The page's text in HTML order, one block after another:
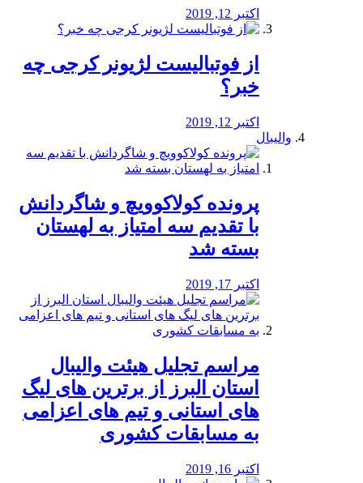
اکتبر 12, 2019
از فوتبالیست لژیونر کرجی چه
خبر؟
اکتبر 12, 2019
والیبال
پرونده کولاکوویچ و شاگردانش
با تقدیم سه امتیاز به لهستان
بسته شد
اکتبر 17, 2019
مراسم تجلیل هیئت والیبال
استان البرز از برترین های لیگ
های استانی و تیم های اعزامی
به مسابقات کشوری
اکتبر 16, 2019